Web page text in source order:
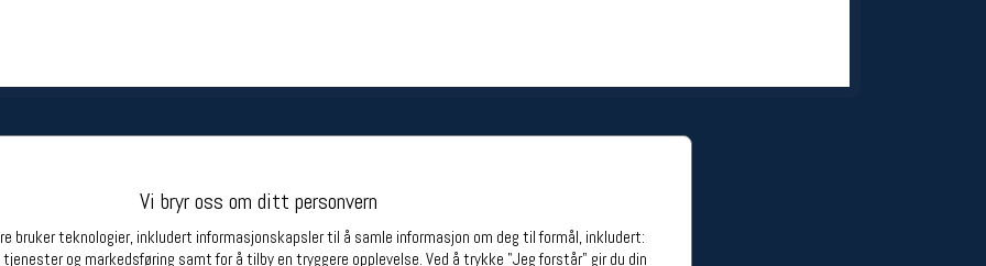
Vi bryr oss om ditt personvern
bruker teknologier, inkludert informasjonskapsler til å samle informasjon om deg til formål, inkludert:
og markedsføring samt for å tilby en tryggere opplevelse. Ved å trykke "Jeg forstår" gir du din